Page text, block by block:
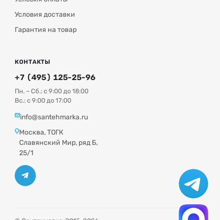
Условия доставки
Гарантия на товар
КОНТАКТЫ
+7 (495) 125-25-96
Пн. – Сб.: с 9:00 до 18:00
Вс.: с 9:00 до 17:00
info@santehmarka.ru
Москва, ТОГК
Славянский Мир, ряд Б,
25/1